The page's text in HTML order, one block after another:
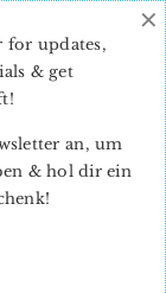
for updates,
& get
!
an, um
& hol dir ein
×